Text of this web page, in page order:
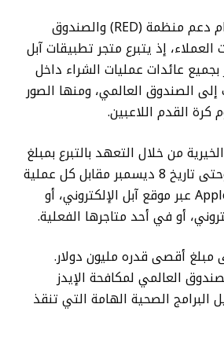
وتسهل آبل هذا العام دعم منظمة (RED) والصندوق
إذ يتبرع متجر تطبيقات آبل
4 ديسمبر بجميع عائدات عمليات الشراء داخل
إلى الصندوق العالمي، ومنها الصور
كرة القدم اللاعبين.
من خلال التعهد بالتبرع بمبلغ
دولار واحد من الآن وحتى تاريخ 8 ديسمبر مقابل كل عملية
شراء تستخدم Apple Pay عبر موقع آبل الإلكتروني، أو
أو في أحد متاجرها الفعلية.
مبلغ أقصى قدره مليون دولار.
العالمي لمكافحة الإيدز
الصحية الهامة التي تنقذ